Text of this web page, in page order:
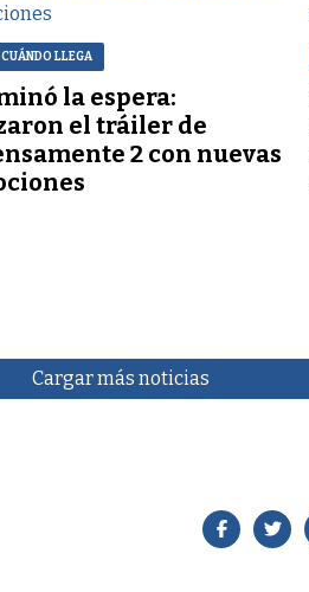
LLEGA
la espera:
el tráiler de
2 con nuevas
Cargar más noticias